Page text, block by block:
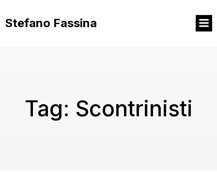
contenuto
Stefano Fassina
Tag: Scontrinisti